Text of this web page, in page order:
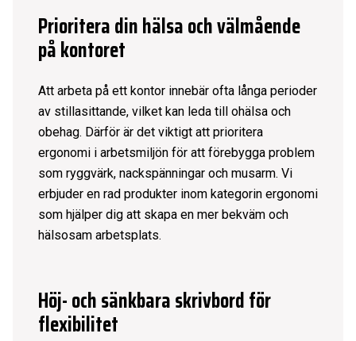
Prioritera din hälsa och välmående
på kontoret
Att arbeta på ett kontor innebär ofta långa perioder
av stillasittande, vilket kan leda till ohälsa och
obehag. Därför är det viktigt att prioritera
ergonomi i arbetsmiljön för att förebygga problem
som ryggvärk, nackspänningar och musarm. Vi
erbjuder en rad produkter inom kategorin ergonomi
som hjälper dig att skapa en mer bekväm och
hälsosam arbetsplats.
Höj- och sänkbara skrivbord för
flexibilitet